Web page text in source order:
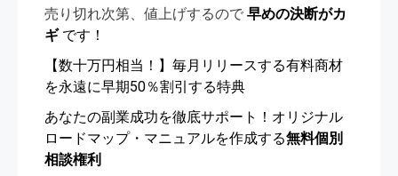
売り切れ次第、値上げするので 早めの決断がカ
ギです！
【数十万円相当！】毎月リリースする有料商材
を永遠に早期50％割引する特典
あなたの副業成功を徹底サポート！オリジナル
ロードマップ・マニュアルを作成する無料個別
相談権利